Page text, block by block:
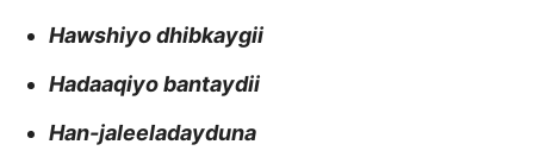
Hawshiyo dhibkaygii
Hadaaqiyo bantaydii
Han-jaleeladayduna